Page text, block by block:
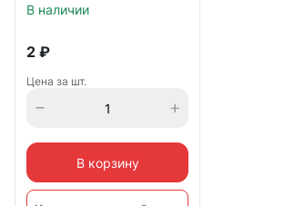
В наличии
2 ₽
Цена за шт.
В корзину